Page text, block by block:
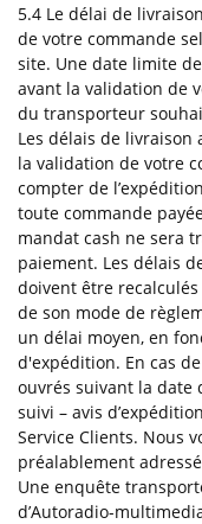
5.4 Le délai de
de votre commande
site. Une date limite
avant la validation de
du transporteur
Les délais de
la validation de votre
compter de
toute commande
mandat cash ne sera
paiement. Les délais
doivent être
de son mode de
un délai moyen, en
d'expédition. En cas
ouvrés suivant la date
suivi – avis
Service Clients. Nous
préalablement
Une enquête
d’Autoradio-